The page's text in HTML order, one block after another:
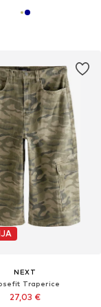
NEXT
Traperice
27,03 €